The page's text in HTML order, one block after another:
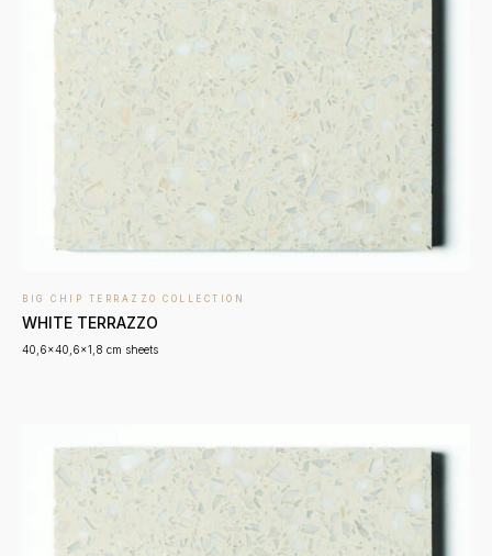
BIG CHIP TERRAZZO COLLECTION
WHITE TERRAZZO
40,6x40,6x1,8 cm sheets